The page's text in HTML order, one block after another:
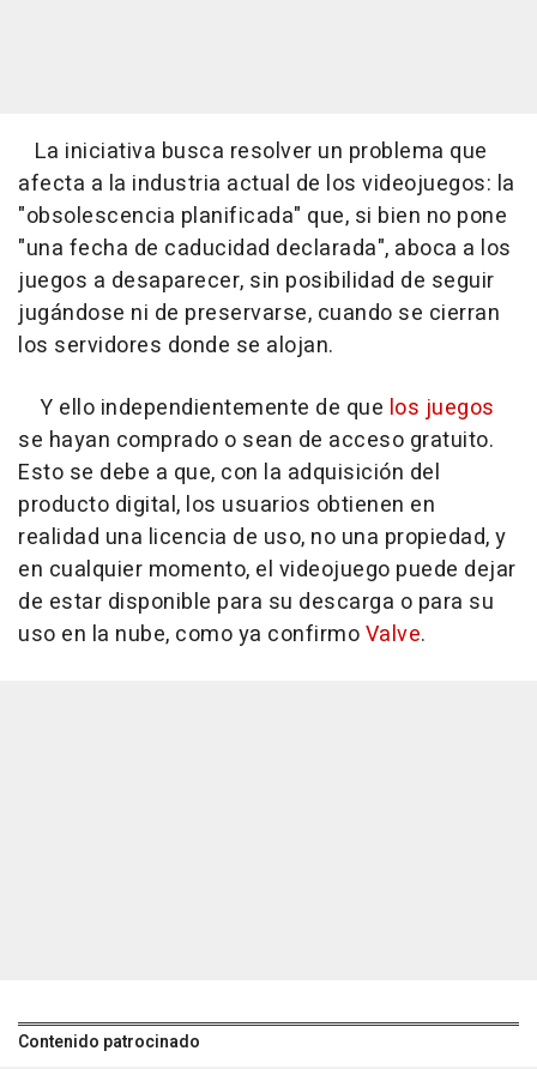
La iniciativa busca resolver un problema que
afecta a la industria actual de los videojuegos: la
"obsolescencia planificada" que, si bien no pone
"una fecha de caducidad declarada", aboca a los
juegos a desaparecer, sin posibilidad de seguir
jugándose ni de preservarse, cuando se cierran
los servidores donde se alojan.
Y ello independientemente de que los juegos
se hayan comprado o sean de acceso gratuito.
Esto se debe a que, con la adquisición del
producto digital, los usuarios obtienen en
realidad una licencia de uso, no una propiedad, y
en cualquier momento, el videojuego puede dejar
de estar disponible para su descarga o para su
uso en la nube, como ya confirmoValve.
Contenido patrocinado